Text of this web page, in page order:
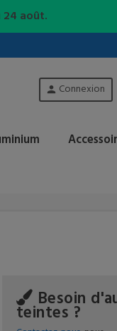
24 août.
person Connexion
Besoin
teintes ?